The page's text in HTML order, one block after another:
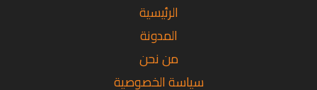
الرئيسية
المدونة
من نحن
سياسة الخصوصية